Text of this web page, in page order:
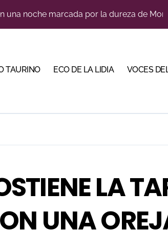
una noche marcada por la dureza de
y Diego Tebas en una apertura de la
sobre el buen juego de Los Maños en el
con alicientes y marcado acento torista
por los jóvenes con entradas desde
y sale reforzado junto a Manzanares y
TAURINO ECO DE LA LIDIA VOCES
LA
UNA